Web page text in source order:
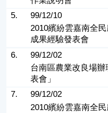
5.
99/12/10
2010繽紛雲嘉南全
成果經驗發表會
6.
99/12/02
台南區農業改良場
表會」
7.
99/12/02
2010繽紛雲嘉南全